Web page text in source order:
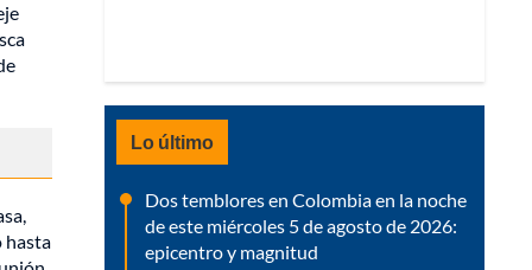
hasta
Lo último
Dos temblores en Colombia en la noche
de este miércoles 5 de agosto de 2026:
epicentro y magnitud